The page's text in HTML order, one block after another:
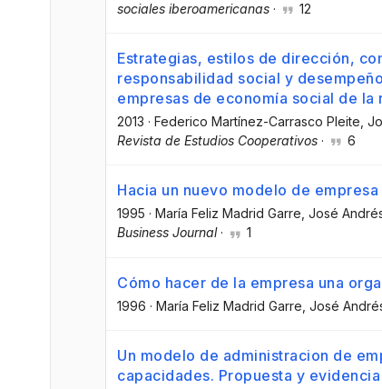
sociales iberoamericanas · 12
Estrategias, estilos de dirección,
responsabilidad social y
empresas de economía social de la
2013 · Federico Martínez-Carrasco Pleite ,
Revista de Estudios Cooperativos · 6
Hacia un nuevo modelo de empresa
1995 · María Feliz Madrid Garre , José
Business Journal· 1
Cómo hacer de la empresa una
1996 · María Feliz Madrid Garre , José
Un modelo de administracion de
capacidades. Propuesta y